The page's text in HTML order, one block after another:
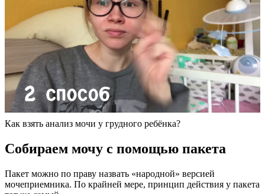
Как взять анализ мочи у грудного ребёнка?
Собираем мочу с помощью пакета
Пакет можно по праву назвать «народной» версией
мочеприемника. По крайней мере, принцип действия у пакета